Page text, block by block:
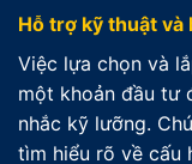
Hỗ trợ kỹ thuật và
Việc lựa chọn và
một khoản đầu tư
nhắc kỹ lưỡng.
tìm hiểu rõ về cấu